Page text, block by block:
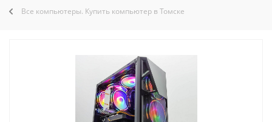
Все компьютеры. Купить компьютер в Томске